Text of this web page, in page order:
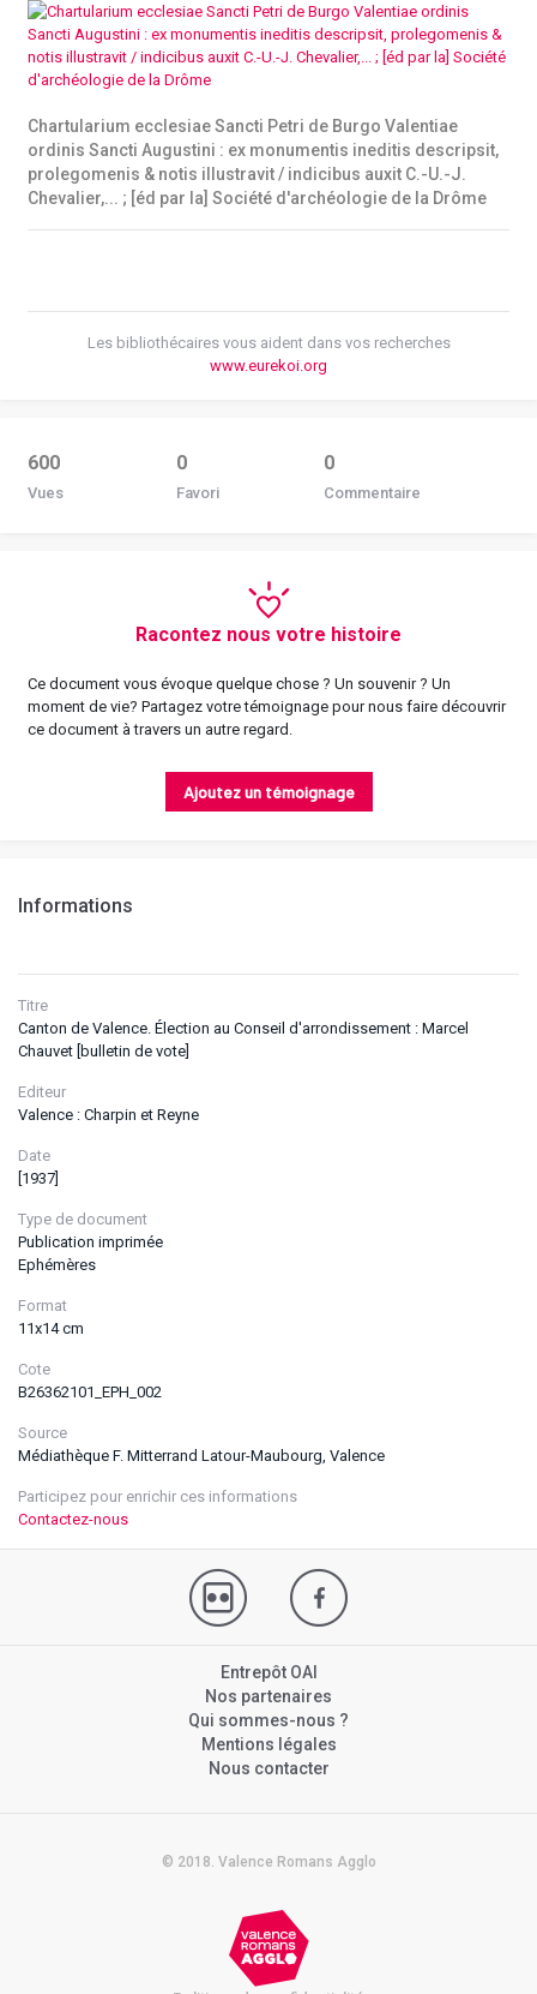
Informations
Titre
Canton de Valence. Élection au Conseil d'arrondissement : Marcel
Chauvet [bulletin de vote]
Editeur
Valence : Charpin et Reyne
Date
[1937]
Type de document
Publication imprimée
Ephémères
Format
11x14 cm
Cote
B26362101_EPH_002
Source
Médiathèque F. Mitterrand Latour-Maubourg, Valence
Participez pour enrichir ces informations
Contactez-nous
Chartularium ecclesiae Sancti Petri de Burgo Valentiae
ordinis Sancti Augustini : ex monumentis ineditis descripsit,
prolegomenis & notis illustravit / indicibus auxit C.-U.-J.
Chevalier,... ; [éd par la] Société d'archéologie de la Drôme
Les bibliothécaires vous aident dans vos recherches
www.eurekoi.org
600
Vues
0
Favori
0
Commentaire
Racontez nous votre histoire
Ce document vous évoque quelque chose ? Un souvenir ? Un
moment de vie? Partagez votre témoignage pour nous faire découvrir
ce document à travers un autre regard.
Ajoutez un témoignage
Entrepôt OAI
Nos partenaires
Qui sommes-nous ?
Mentions légales
Nous contacter
© 2018. Valence Romans Agglo